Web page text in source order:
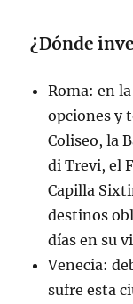
¿Dónde
Roma: en
opciones y
Coliseo, la
di Trevi, el
Capilla
destinos
días en su
Venecia:
sufre esta